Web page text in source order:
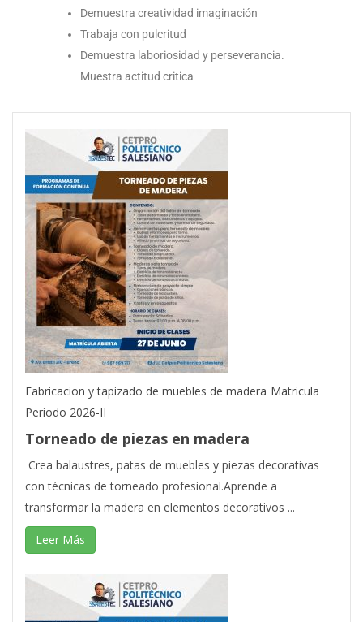
Demuestra creatividad imaginación
Trabaja con pulcritud
Demuestra laboriosidad y perseverancia.
Muestra actitud critica
Fabricacion y tapizado de muebles de madera Matricula
Periodo 2026-II
Torneado de piezas en madera
Crea balaustres, patas de muebles y piezas decorativas
con técnicas de torneado profesional.Aprende a
transformar la madera en elementos decorativos ...
Leer Más